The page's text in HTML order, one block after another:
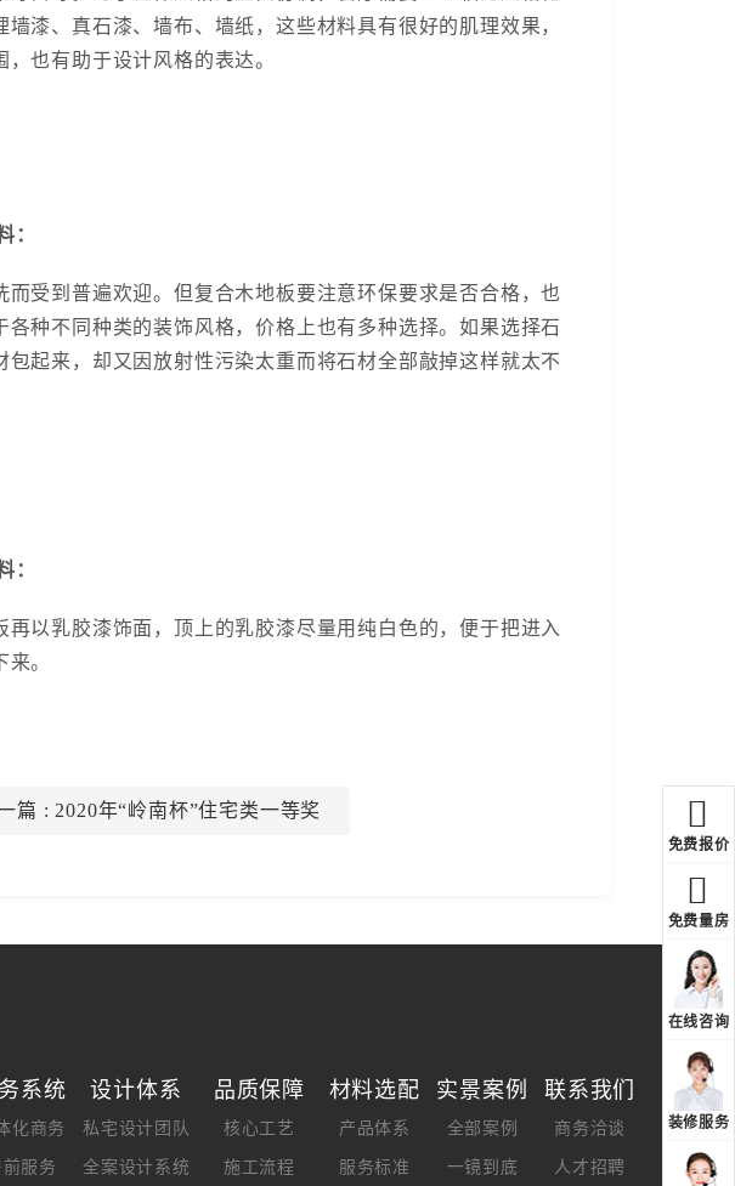
漆、真石漆、墙布、墙纸，这些材料具有很好的肌理效果，
也有助于设计风格的表达。
：
受到普遍欢迎。但复合木地板要注意环保要求是否合格，也
种不同种类的装饰风格，价格上也有多种选择。如果选择石
起来，却又因放射性污染太重而将石材全部敲掉这样就太不
：
以乳胶漆饰面，顶上的乳胶漆尽量用纯白色的，便于把进入
。
篇 : 2020年“岭南杯”住宅类一等奖
免费报价
免费量房
在线咨询
装修服务
系统
化商务
前服务
设计体系
私宅设计团队
全案设计系统
品质保障
核心工艺
施工流程
材料选配
产品体系
服务标准
实景案例
全部案例
一镜到底
联系我们
商务洽谈
人才招聘